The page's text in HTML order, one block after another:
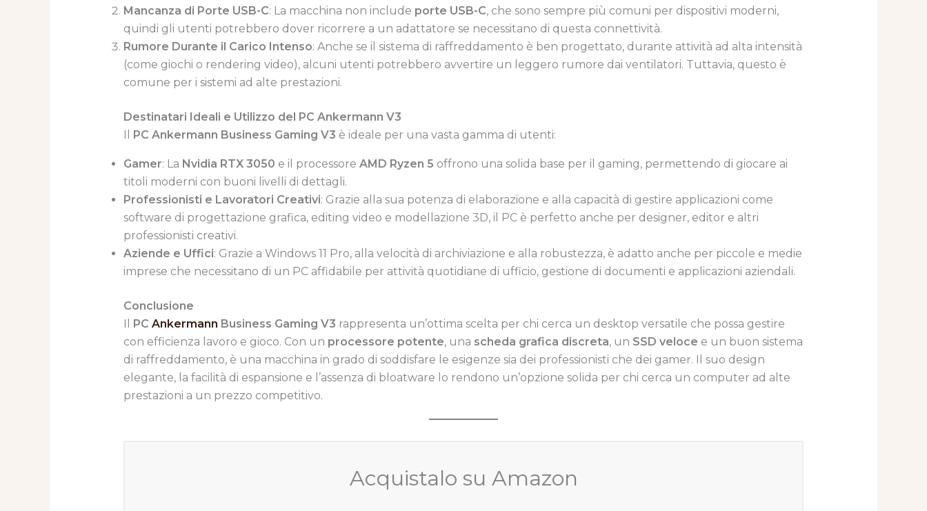
Mancanza di Porte USB-C: La macchina non include porte USB-C, che sono sempre più comuni per dispositivi moderni,
quindi gli utenti potrebbero dover ricorrere a un adattatore se necessitano di questa connettività.
Rumore Durante il Carico Intenso: Anche se il sistema di raffreddamento è ben progettato, durante attività ad alta intensità
(come giochi o rendering video), alcuni utenti potrebbero avvertire un leggero rumore dai ventilatori. Tuttavia, questo è
comune per i sistemi ad alte prestazioni.
Destinatari Ideali e Utilizzo del PC Ankermann V3
PC Ankermann Business Gaming V3 è ideale per una vasta gamma di utenti:
Gamer: La Nvidia RTX 3050 e il processore AMD Ryzen 5 offrono una solida base per il gaming, permettendo di giocare ai
titoli moderni con buoni livelli di dettagli.
Professionisti e Lavoratori Creativi: Grazie alla sua potenza di elaborazione e alla capacità di gestire applicazioni come
software di progettazione grafica, editing video e modellazione 3D, il PC è perfetto anche per designer, editor e altri
professionisti creativi.
Aziende e Uffici: Grazie a Windows 11 Pro, alla velocità di archiviazione e alla robustezza, è adatto anche per piccole e medie
imprese che necessitano di un PC affidabile per attività quotidiane di ufficio, gestione di documenti e applicazioni aziendali.
Conclusione
PC Ankermann Business Gaming V3 rappresenta un’ottima scelta per chi cerca un desktop versatile che possa gestire
con efficienza lavoro e gioco. Con un processore potente, una scheda grafica discreta, un SSD veloce e un buon sistema
di raffreddamento, è una macchina in grado di soddisfare le esigenze sia dei professionisti che dei gamer. Il suo design
elegante, la facilità di espansione e l’assenza di bloatware lo rendono un’opzione solida per chi cerca un computer ad alte
prestazioni a un prezzo competitivo.
Acquistalo su Amazon